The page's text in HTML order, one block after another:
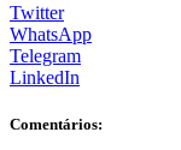
Twitter
WhatsApp
Telegram
LinkedIn
Comentários: